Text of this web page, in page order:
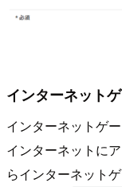
インターネット
インターネットゲ
インターネットに
らインターネット